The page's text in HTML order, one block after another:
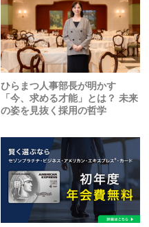
ひらまつ人事部長が明かす
「今、求める才能」とは？ 未来
の姿を見抜く採用の哲学